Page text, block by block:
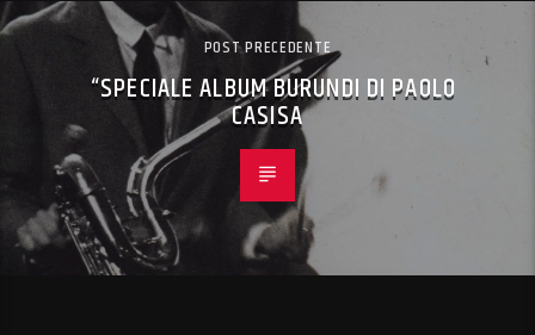
POST PRECEDENTE
“SPECIALE ALBUM BURUNDI DI PAOLO
CASISA